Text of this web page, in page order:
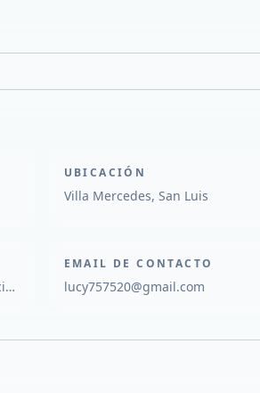
UBICACIÓN
Villa Mercedes, San Luis
https://magicsublimados.tiendanegocio.com
EMAIL DE CONTACTO
lucy757520@gmail.com